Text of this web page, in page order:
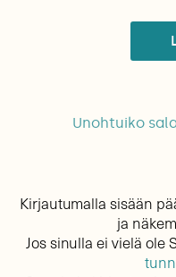
Unohtuiko
Kirjautumalla sisään
ja
Jos sinulla ei vielä ole